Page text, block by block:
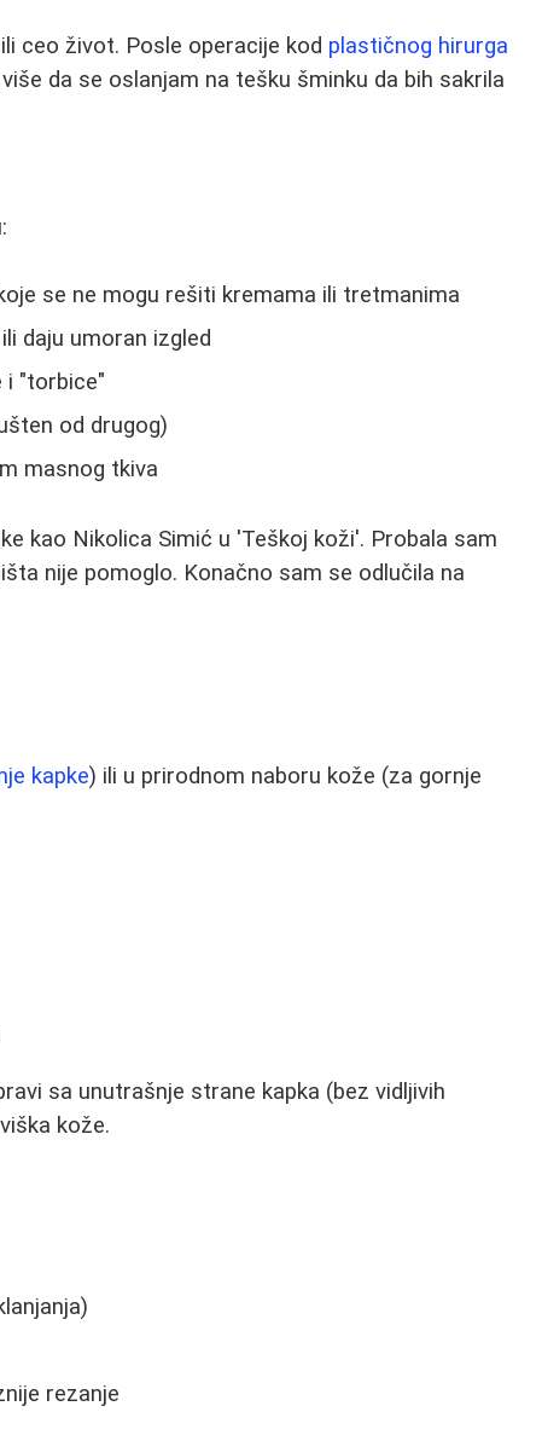
ceo život. Posle operacije kod plastičnog hirurga
da se oslanjam na tešku šminku da bih sakrila
se ne mogu rešiti kremama ili tretmanima
daju umoran izgled
i "torbice"
od drugog)
masnog tkiva
kao Nikolica Simić u 'Teškoj koži'. Probala sam
nije pomoglo. Konačno sam se odlučila na
kapke) ili u prirodnom naboru kože (za gornje
sa unutrašnje strane kapka (bez vidljivih
kože.
rezanje